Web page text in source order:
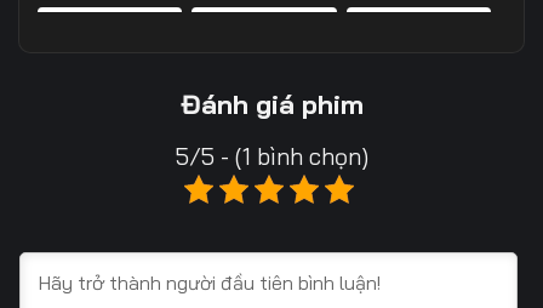
20
25 26
Đánh giá phim
5/5 - (1 bình chọn)